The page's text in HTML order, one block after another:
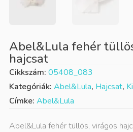
Abel&Lula fehér
hajcsat
Cikkszám: 05408_083
Kategóriák: Abel&Lula, Hajcsat,
Címke: Abel&Lula
Abel&Lula fehér tüllös, virágos